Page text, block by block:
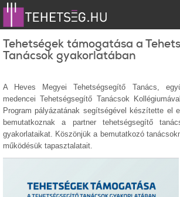
Tehetségek támogatása a
Tanácsok gyakorlatában
A Heves Megyei Tehetségsegítő Tanács,
medencei Tehetségsegítő Tanácsok
Program pályázatának segítségével készítette el
bemutatkoznak a partner tehetségsegítő
gyakorlataikat. Köszönjük a bemutatkozó
működésük tapasztalatait.